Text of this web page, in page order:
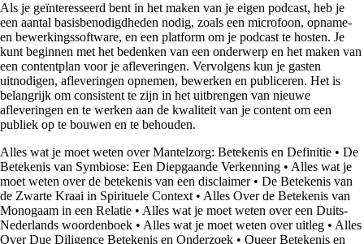
Als je geïnteresseerd bent in het maken van je eigen podcast, heb je
een aantal basisbenodigdheden nodig, zoals een microfoon, opname-
en bewerkingssoftware, en een platform om je podcast te hosten. Je
kunt beginnen met het bedenken van een onderwerp en het maken van
een contentplan voor je afleveringen. Vervolgens kun je gasten
uitnodigen, afleveringen opnemen, bewerken en publiceren. Het is
belangrijk om consistent te zijn in het uitbrengen van nieuwe
afleveringen en te werken aan de kwaliteit van je content om een
publiek op te bouwen en te behouden.
Alles wat je moet weten over Mantelzorg: Betekenis en Definitie • De
Betekenis van Symbiose: Een Diepgaande Verkenning • Alles wat je
moet weten over de betekenis van een disclaimer• De Betekenis van
de Zwarte Kraai in Spirituele Context • Alles Over de Betekenis van
Monogaam in een Relatie • Alles wat je moet weten over een Duits-
Nederlands woordenboek • Alles wat je moet weten over uitleg • Alles
Over Due Diligence Betekenis en Onderzoek • Queer Betekenis en